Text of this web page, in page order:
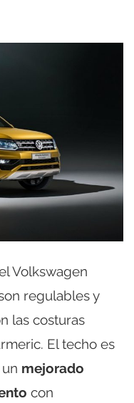
Volkswagen
regulables y
las costuras
El techo es
mejorado
con